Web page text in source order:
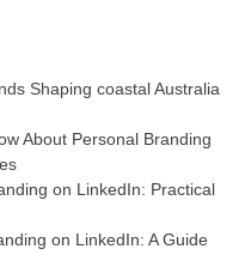
Shaping coastal Australia
About Personal Branding
on LinkedIn: Practical
on LinkedIn: A Guide